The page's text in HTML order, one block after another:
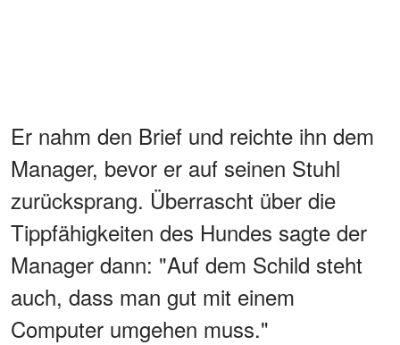
Er nahm den Brief und reichte ihn dem
Manager, bevor er auf seinen Stuhl
zurücksprang. Überrascht über die
Tippfähigkeiten des Hundes sagte der
Manager dann: "Auf dem Schild steht
auch, dass man gut mit einem
Computer umgehen muss."